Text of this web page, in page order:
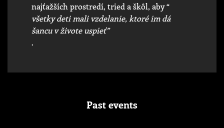
najťažších prostredí, tried a škôl, aby “
všetky deti mali vzdelanie, ktoré im dá
šancu v živote uspieť”
.
Past events